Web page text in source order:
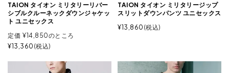
TAION タイオン ミリタリーリバー
シブルクルーネックダウンジャケッ
ト ユニセックス
定価 ¥14,850のところ
¥13,360 税込
TAION タイオン ミリタリージップ
スリットダウンパンツ ユニセックス
¥13,860 税込